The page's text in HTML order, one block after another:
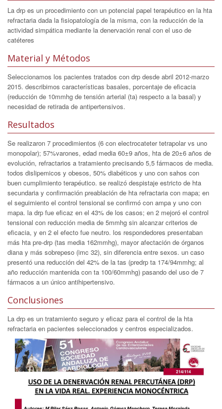
La drp es un procedimiento con un potencial papel terapéutico en la hta
refractaria dada la fisiopatología de la misma, con la reducción de la
actividad simpática mediante la denervación renal con el uso de
catéteres
Material y Métodos
Seleccionamos los pacientes tratados con drp desde abril 2012-marzo
2015. describimos características basales, porcentaje de eficacia
(reducción de 10mmhg de tensión arterial (ta) respecto a la basal) y
necesidad de retirada de antipertensivos.
Resultados
Se realizaron 7 procedimientos (6 con electrocateter tetrapolar vs uno
monopolar); 57%varones, edad media 60±9 años, hta de 20±6 años de
evolución, refractarios a tratamiento precisando 5,5 fármacos de media.
todos dislipemicos y obesos, 50% diabéticos y uno con sahos con
buen cumplimiento terapéutico. se realizó despistaje estricto de hta
secundaria y confirmación preablación de hta refractaria con mapa; en
el seguimiento el control tensional se confirmó con ampa y uno con
mapa. la drp fue eficaz en el 43% de los casos; en 2 mejoró el control
tensional con reducción media de 5mmhg sin alcanzar criterios de
eficacia, y en 2 el efecto fue neutro. los respondedores presentaban
más hta pre-drp (tas media 162mmhg), mayor afectación de órganos
diana y más sobrepeso (imc 32), sin diferencia entre sexos. un caso
presentó una reducción del 42% de la tas (predrp ta 174/94mmhg; al
año reducción mantenida con ta 100/60mmhg) pasando del uso de 7
fármacos a un único antihipertensivo.
Conclusiones
La drp es un tratamiento seguro y eficaz para el control de la hta
refractaria en pacientes seleccionados y centros especializados.